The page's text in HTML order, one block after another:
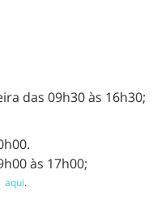
das 09h30 às 16h30;
às 17h00;
aqui.